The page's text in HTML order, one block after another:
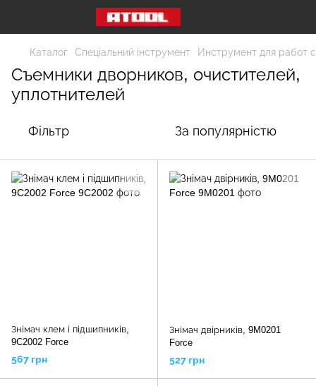
Каталог Спеціальний інструмент Инструмент для работ
Съемники дворников, очистителей,
уплотнителей
Фільтр За популярністю
Знімач клем і підшипників,
9C2002 Force
567 грн
Знімач двірників, 9M0201
Force
527 грн